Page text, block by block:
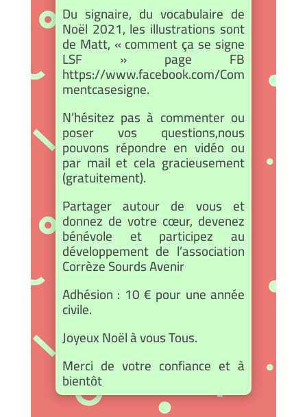
Du signaire, du vocabulaire de
Noël 2021, les illustrations sont
de Matt, « comment ça se signe
LSF » page FB
https://www.facebook.com/Com
mentcasesigne.
N’hésitez pas à commenter ou
poser vos questions,nous
pouvons répondre en vidéo ou
par mail et cela gracieusement
(gratuitement).
Partager autour de vous et
donnez de votre cœur, devenez
bénévole et participez au
développement de l’association
Corrèze Sourds Avenir
Adhésion : 10 € pour une année
civile.
Joyeux Noël à vous Tous.
Merci de votre confiance et à
bientôt